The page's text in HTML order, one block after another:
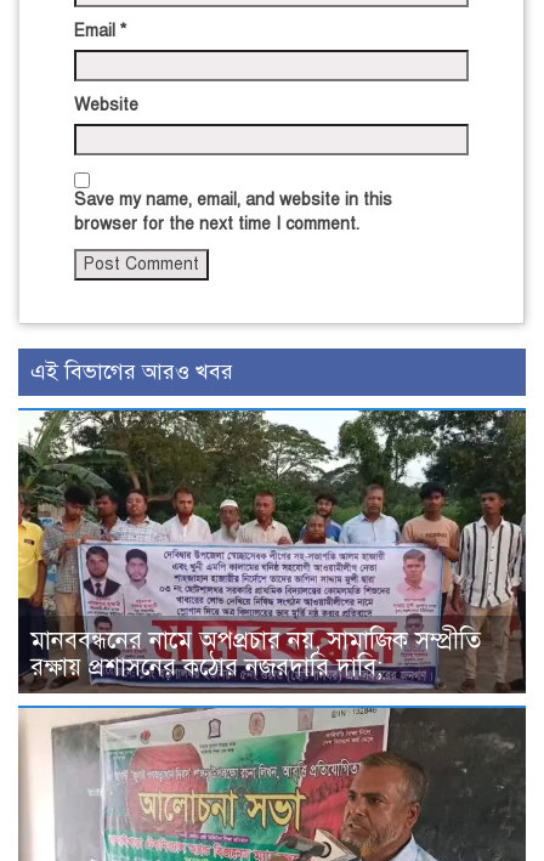
Email *
Website
Save my name, email, and website in this
browser for the next time I comment.
এই বিভাগের আরও খবর
মানববন্ধনের নামে অপপ্রচার নয়, সামাজিক সম্প্রীতি
রক্ষায় প্রশাসনের কঠোর নজরদারি দাবি;